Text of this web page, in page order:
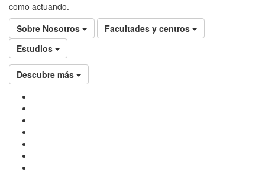
como actuando.
Sobre Nosotros
Facultades y centros
Estudios
Descubre más